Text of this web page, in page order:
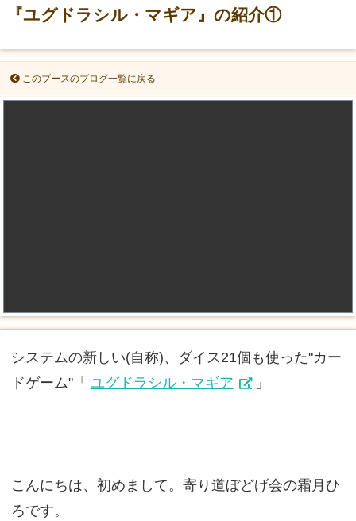
『ユグドラシル・マギア』の紹介①
このブースのブログ一覧に戻る
システムの新しい(自称)、ダイス21個も使った"カー
ドゲーム"「 ユグドラシル・マギア 」
こんにちは、初めまして。寄り道ぼどげ会の霜月ひ
ろです。